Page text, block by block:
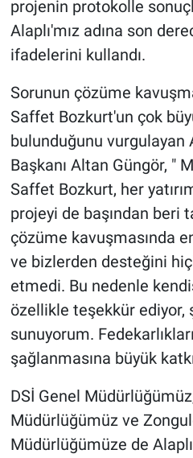
projenin protokolle
Alaplı'mız adına son
ifadelerini kullandı.
Sorunun çözüme
Saffet Bozkurt'un çok
bulunduğunu vurgulayan
Başkanı Altan Güngör, "
Saffet Bozkurt, her
projeyi de başından beri
çözüme kavuşmasında
ve bizlerden desteğini
etmedi. Bu nedenle
özellikle teşekkür ediyor,
sunuyorum.
şağlanmasına büyük
DSİ Genel
Müdürlüğümüz ve
Müdürlüğümüze de Alaplı